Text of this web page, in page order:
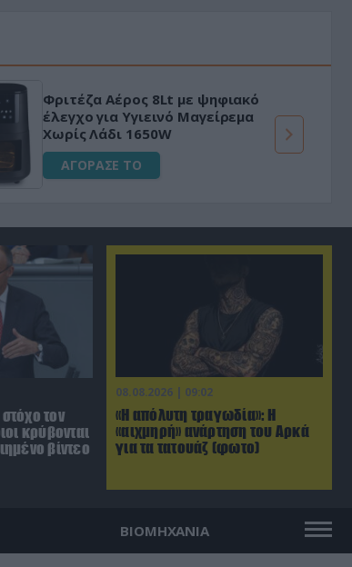
Φριτέζα Αέρος 8Lt με ψηφιακό
έλεγχο για Υγιεινό Μαγείρεμα
Χωρίς Λάδι 1650W
ΑΓΟΡΑΣΕ ΤΟ
08.08.2026 | 09:02
«Η απόλυτη τραγωδία»: Η
«αιχμηρή» ανάρτηση του Αρκά
για τα τατουάζ (φωτο)
τον
κρύβονται
βίντεο
ΒΙΟΜΗΧΑΝΙΑ